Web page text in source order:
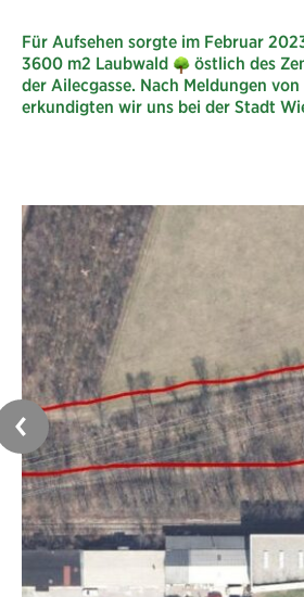
Für Aufsehen sorgte im Februar
3600 m2 Laubwald
östlich des
der Ailecgasse. Nach Meldungen
erkundigten wir uns bei der Stadt